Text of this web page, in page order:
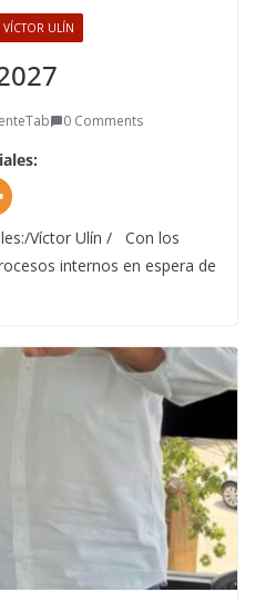
VÍCTOR ULÍN
0 Comments
Víctor Ulín / Con los
internos en espera de